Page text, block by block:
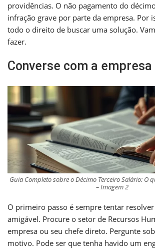
providências. O não pagamento do
infração grave por parte da empresa. Por
todo o direito de buscar uma solução.
fazer.
Converse com a empresa
Guia Completo sobre o Décimo Terceiro Salário: O
– Imagem 2
O primeiro passo é sempre tentar
amigável. Procure o setor de Recursos
empresa ou seu chefe direto. Pergunte
motivo. Pode ser que tenha havido um